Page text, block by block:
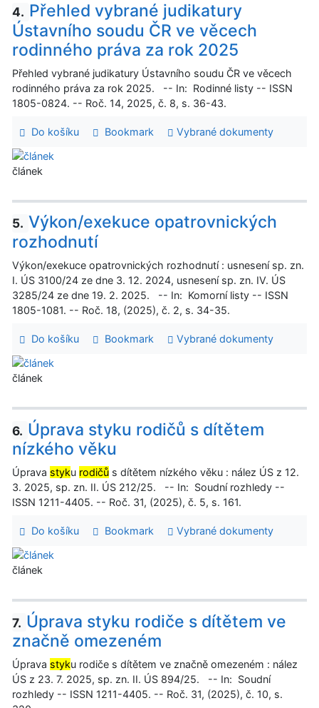
4. Přehled vybrané judikatury
Ústavního soudu ČR ve věcech
rodinného práva za rok 2025
Přehled vybrané judikatury Ústavního soudu ČR ve věcech
rodinného práva za rok 2025. -- In: Rodinné listy -- ISSN
1805-0824. -- Roč. 14, 2025, č. 8, s. 36-43.
Do košíku Bookmark Vybrané dokumenty
článek
5. Výkon/exekuce opatrovnických
rozhodnutí
Výkon/exekuce opatrovnických rozhodnutí : usnesení sp. zn.
I. ÚS 3100/24 ze dne 3. 12. 2024, usnesení sp. zn. IV. ÚS
3285/24 ze dne 19. 2. 2025. -- In: Komorní listy -- ISSN
1805-1081. -- Roč. 18, (2025), č. 2, s. 34-35.
Do košíku Bookmark Vybrané dokumenty
článek
6. Úprava styku rodičů s dítětem
nízkého věku
Úprava styku rodičů s dítětem nízkého věku : nález ÚS z 12.
3. 2025, sp. zn. II. ÚS 212/25. -- In: Soudní rozhledy --
ISSN 1211-4405. -- Roč. 31, (2025), č. 5, s. 161.
Do košíku Bookmark Vybrané dokumenty
článek
7. Úprava styku rodiče s dítětem ve
značně omezeném
Úprava styku rodiče s dítětem ve značně omezeném : nález
ÚS z 23. 7. 2025, sp. zn. II. ÚS 894/25. -- In: Soudní
rozhledy -- ISSN 1211-4405. -- Roč. 31, (2025), č. 10, s.